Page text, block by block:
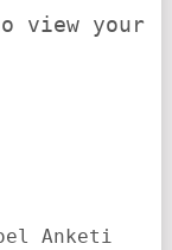
view your
Anketi